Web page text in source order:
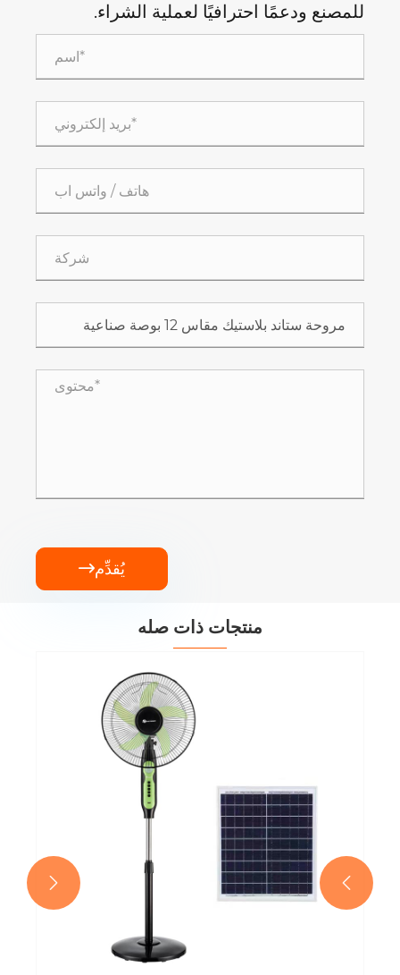
للمصنع ودعمًا احترافيًا لعملية الشراء.
يُقدِّم
منتجات ذات صله
مروحة ستاند مقاس 16 بوصة بقاعدة دائرية

